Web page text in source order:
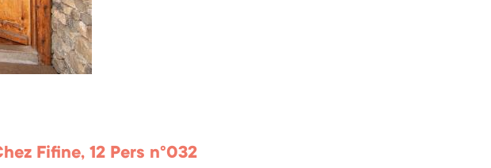
Fifine, 12 Pers n°032